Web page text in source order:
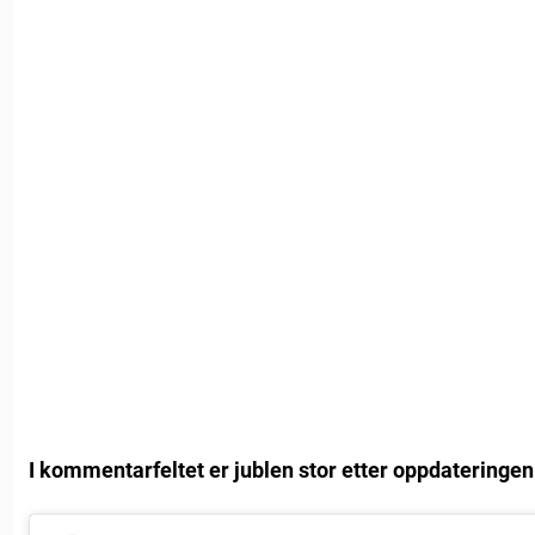
I kommentarfeltet er jublen stor etter